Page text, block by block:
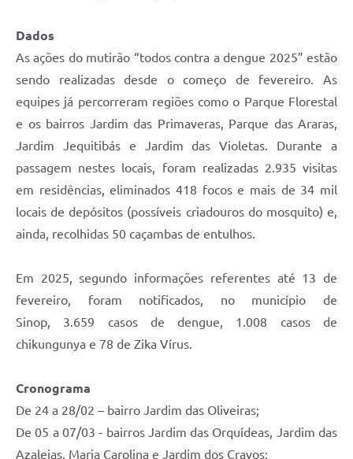
Dados
As ações do mutirão “todos contra a dengue 2025” estão
sendo realizadas desde o começo de fevereiro. As
equipes já percorreram regiões como o Parque Florestal
e os bairros Jardim das Primaveras, Parque das Araras,
Jardim Jequitibás e Jardim das Violetas. Durante a
passagem nestes locais, foram realizadas 2.935 visitas
em residências, eliminados 418 focos e mais de 34 mil
locais de depósitos (possíveis criadouros do mosquito) e,
ainda, recolhidas 50 caçambas de entulhos.
Em 2025, segundo informações referentes até 13 de
fevereiro, foram notificados, no município de
Sinop, 3.659 casos de dengue, 1.008 casos de
chikungunya e 78 de Zika Vírus.
Cronograma
De 24 a 28/02 – bairro Jardim das Oliveiras;
De 05 a 07/03 - bairros Jardim das Orquídeas, Jardim das
Azaleias, Maria Carolina e Jardim dos Cravos;